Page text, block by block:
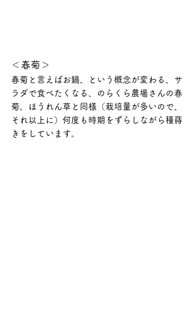
＜春菊＞
春菊と言えばお鍋、という概念が変わる、サ
ラダで食べたくなる、のらくら農場さんの春
菊。ほうれん草と同様（栽培量が多いので、
それ以上に）何度も時期をずらしながら種蒔
きをしています。